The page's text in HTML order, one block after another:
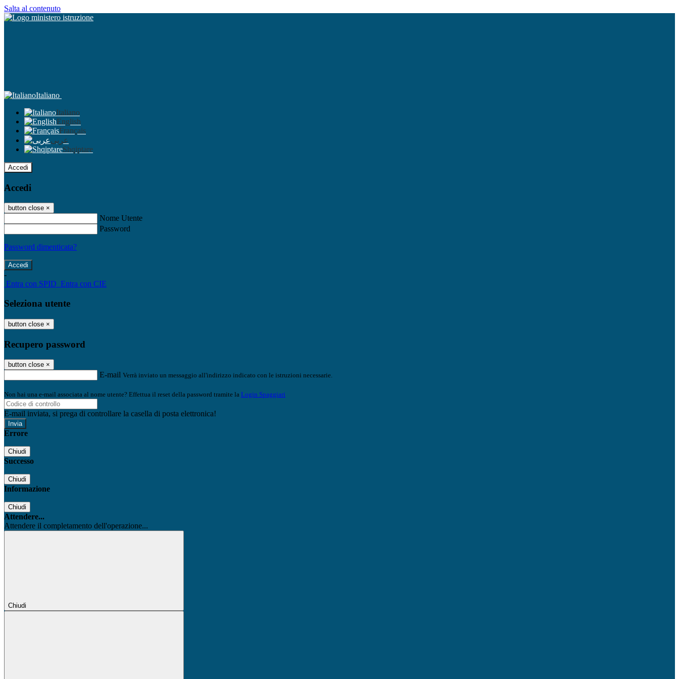
Salta al contenuto
Italiano
Italiano
English
Français
عربى
Shqiptare
Accedi
Accedi
button close ×
Nome Utente
Password
Password dimenticata?
-
Entra con SPID Entra con CIE
Seleziona utente
button close ×
Recupero password
button close ×
E-mail Verrà inviato un messaggio all'indirizzo indicato con le istruzioni necessarie.
Non hai una e-mail associata al nome utente? Effettua il reset della password tramite la Login Spaggiari
E-mail inviata, si prega di controllare la casella di posta elettronica!
Errore
Chiudi
Successo
Chiudi
Informazione
Chiudi
Attendere...
Attendere il completamento dell'operazione...
Chiudi